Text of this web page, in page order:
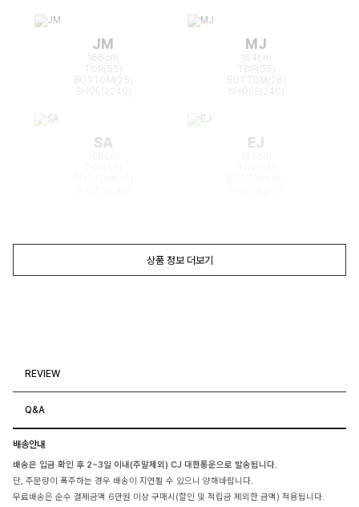
JM
166cm
TOP(55)
BOTTOM(25)
MJ
164cm
TOP(55)
BOTTOM(26)
SA EJ
상품 정보 더보기
REVIEW
Q&A
배송안내
배송은 입금 확인 후 2~3일 이내(주말제외) CJ 대한통운으로 발송됩니다.
단, 주문량이 폭주하는 경우 배송이 지연될 수 있으니 양해바랍니다.
무료배송은 순수 결제금액 6만원 이상 구매시(할인 및 적립금 제외한 금액) 적용됩니다.